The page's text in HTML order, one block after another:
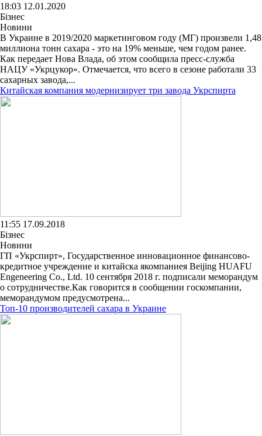
18:03 12.01.2020
Бізнес
Новини
В Украине в 2019/2020 маркетинговом году (МГ) произвели 1,48
миллиона тонн сахара - это на 19% меньше, чем годом ранее.
Как передает Нова Влада, об этом сообщила пресс-служба
НАЦУ «Укрцукор». Отмечается, что всего в сезоне работали 33
сахарных завода,...
Китайская компания модернизирует три завода Укрспирта
11:55 17.09.2018
Бізнес
Новини
ГП «Укрспирт», Государственное инновационное финансово-
кредитное учреждение и китайска якомпаниея Beijing HUAFU
Engeneering Co., Ltd. 10 сентября 2018 г. подписали меморандум
о сотрудничестве.Как говорится в сообщении госкомпании,
меморандумом предусмотрена...
Топ-10 производителей сахара в Украине